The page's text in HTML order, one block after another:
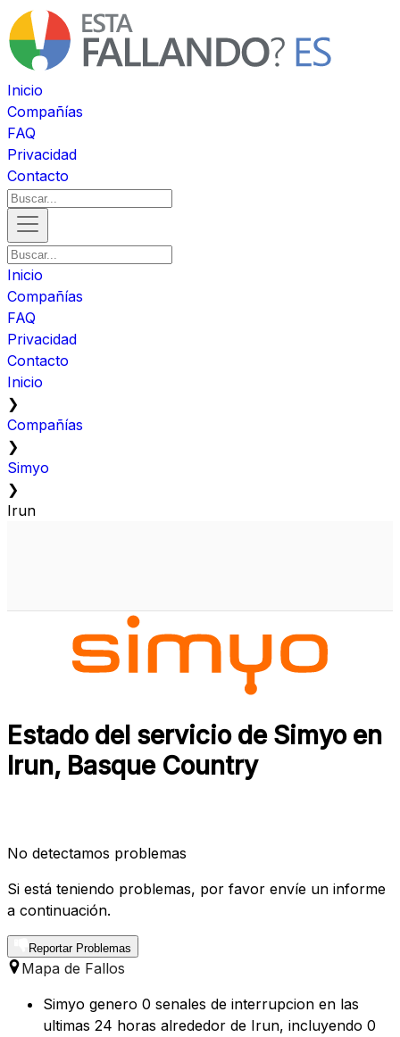
Inicio
Compañías
FAQ
Privacidad
Contacto
Inicio
Compañías
FAQ
Privacidad
Contacto
Inicio
❯
Compañías
❯
Simyo
❯
Irun
Estado del servicio de Simyo en
Irun, Basque Country
No detectamos problemas
Si está teniendo problemas, por favor envíe un informe
a continuación.
Reportar Problemas
Mapa de Fallos
Simyo genero 0 senales de interrupcion en las
ultimas 24 horas alrededor de Irun, incluyendo 0